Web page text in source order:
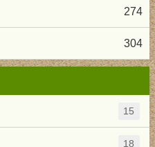
274
304
15
18